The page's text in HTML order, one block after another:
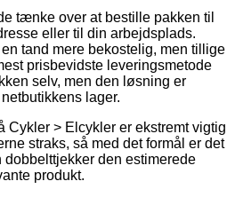
tænke over at bestille pakken til
eller til din arbejdsplads.
tand mere bekostelig, men tillige
prisbevidste leveringsmetode
selv, men den løsning er
lager.
Cykler > Elcykler er ekstremt vigtig
straks, så med det formål er det
dobbelttjekker den estimerede
produkt.